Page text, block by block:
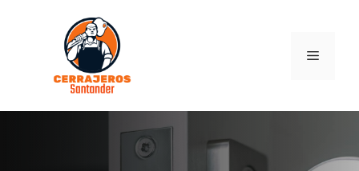
contenido
MENÚ